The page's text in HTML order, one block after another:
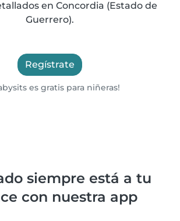
en Concordia (Estado de
Guerrero).
Regístrate
es gratis para niñeras!
siempre está a tu
con nuestra app